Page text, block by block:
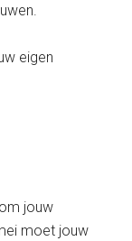
eigen
jouw
moet jouw